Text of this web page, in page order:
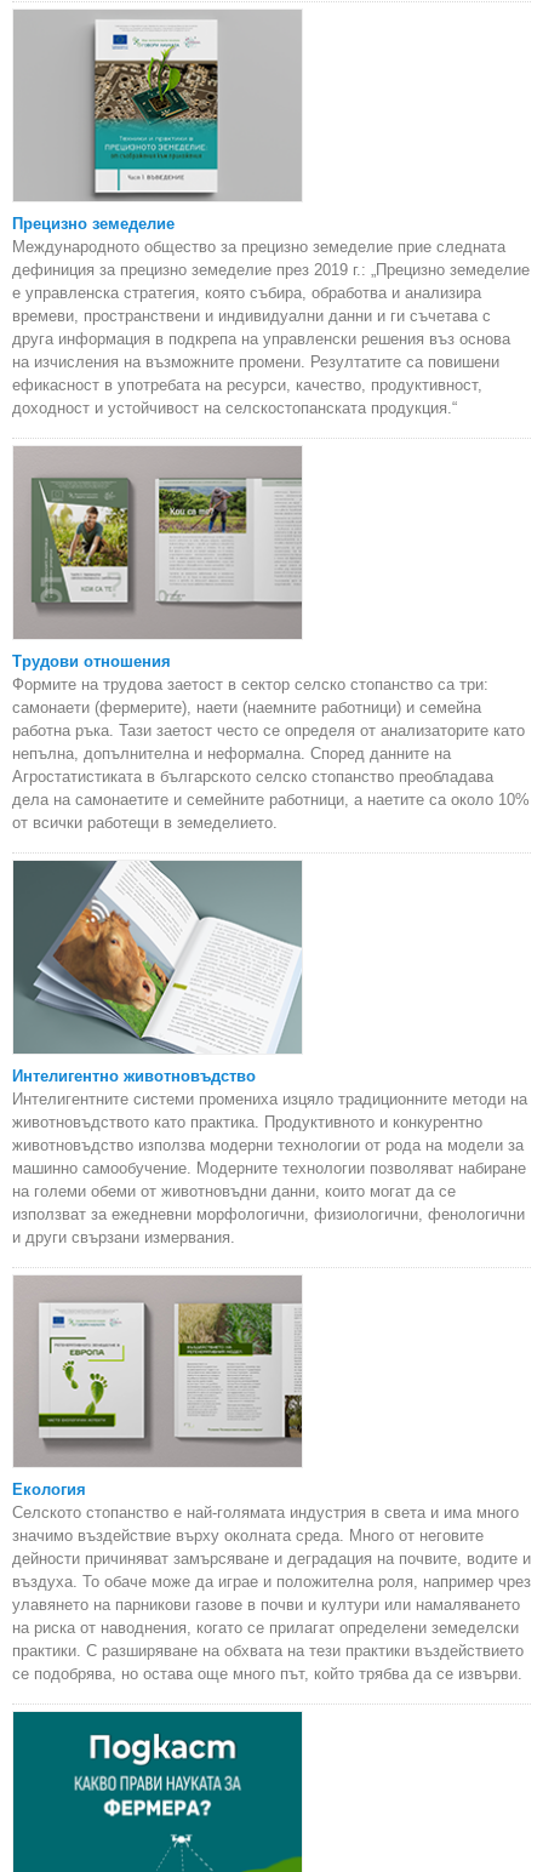
Прецизно земеделие
Международното общество за прецизно земеделие прие следната
дефиниция за прецизно земеделие през 2019 г.: „Прецизно земеделие
е управленска стратегия, която събира, обработва и анализира
времеви, пространствени и индивидуални данни и ги съчетава с
друга информация в подкрепа на управленски решения въз основа
на изчисления на възможните промени. Резултатите са повишени
ефикасност в употребата на ресурси, качество, продуктивност,
доходност и устойчивост на селскостопанската продукция.“
Трудови отношения
Формите на трудова заетост в сектор селско стопанство са три:
самонаети (фермерите), наети (наемните работници) и семейна
работна ръка. Тази заетост често се определя от анализаторите като
непълна, допълнителна и неформална. Според данните на
Агростатистиката в българското селско стопанство преобладава
дела на самонаетите и семейните работници, а наетите са около 10%
от всички работещи в земеделието.
Интелигентно животновъдство
Интелигентните системи промениха изцяло традиционните методи на
животновъдството като практика. Продуктивното и конкурентно
животновъдство използва модерни технологии от рода на модели за
машинно самообучение. Модерните технологии позволяват набиране
на големи обеми от животновъдни данни, които могат да се
използват за ежедневни морфологични, физиологични, фенологични
и други свързани измервания.
Екология
Селското стопанство е най-голямата индустрия в света и има много
значимо въздействие върху околната среда. Много от неговите
дейности причиняват замърсяване и деградация на почвите, водите и
въздуха. То обаче може да играе и положителна роля, например чрез
улавянето на парникови газове в почви и култури или намаляването
на риска от наводнения, когато се прилагат определени земеделски
практики. С разширяване на обхвата на тези практики въздействието
се подобрява, но остава още много път, който трябва да се извърви.